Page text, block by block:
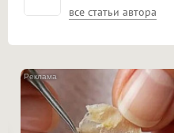
все статьи автора